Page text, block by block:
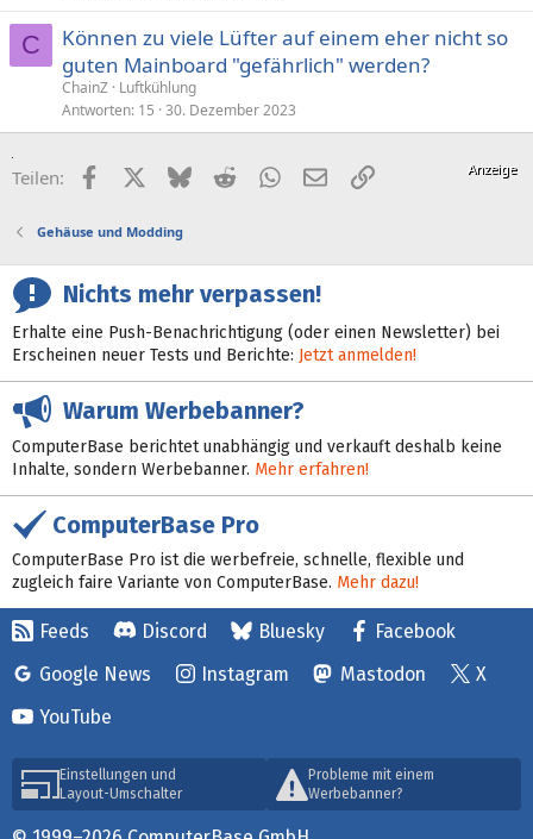
p
C
Können zu viele Lüfter auf einem eher nicht so
guten Mainboard "gefährlich" werden?
ChainZ Luftkühlung
Antworten 15 30. Dezember 2023
Teilen: FacebookX (Twitter)
BlueskyRedditWhatsApp
E-MailLink
Gehäuse und Modding
Nichts mehr verpassen!
Erhalte eine Push-Benachrichtigung (oder einen Newsletter) bei
Erscheinen neuer Tests und Berichte: Jetzt anmelden!
Warum Werbebanner?
ComputerBase berichtet unabhängig und verkauft deshalb keine
Inhalte, sondern Werbebanner. Mehr erfahren!
ComputerBase Pro
ComputerBase Pro ist die werbefreie, schnelle, flexible und
zugleich faire Variante von ComputerBase. Mehr dazu!
Feeds Discord Bluesky
Facebook
Google News
Instagram Mastodon
X
YouTube
Einstellungen und
Layout-Umschalter
Probleme mit einem
Werbebanner?